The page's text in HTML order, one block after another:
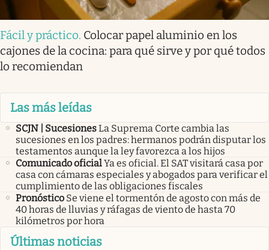
Fácil y práctico. Colocar papel aluminio en los
cajones de la cocina: para qué sirve y por qué todos
lo recomiendan
Las más leídas
SCJN | SucesionesLa Suprema Corte cambia las
sucesiones en los padres: hermanos podrán disputar los
testamentos aunque la ley favorezca a los hijos
Comunicado oficialYa es oficial. El SAT visitará casa por
casa con cámaras especiales y abogados para verificar el
cumplimiento de las obligaciones fiscales
Pronóstico Se viene el tormentón de agosto con más de
40 horas de lluvias y ráfagas de viento de hasta 70
kilómetros por hora
Últimas noticias